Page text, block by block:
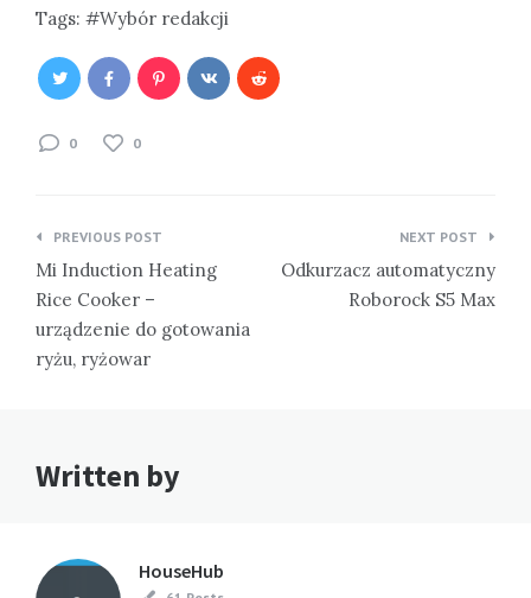
Tags: Wybór redakcji
0 0
Nawigacja
wpisu
PREVIOUS POST
Mi Induction Heating
Rice Cooker –
urządzenie do gotowania
ryżu, ryżowar
NEXT POST
Odkurzacz automatyczny
Roborock S5 Max
Written by
HouseHub